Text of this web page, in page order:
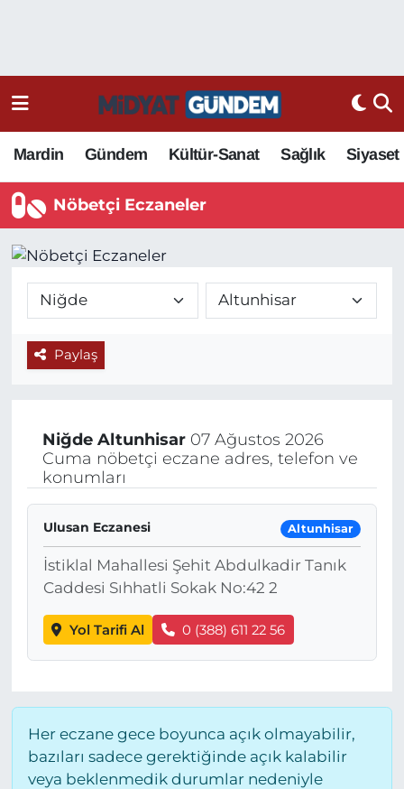
Mardin Gündem Kültür-Sanat Sağlık Siyaset
Nöbetçi Eczaneler
Paylaş
Niğde Altunhisar07 Ağustos 2026
Cuma nöbetçi eczane adres, telefon ve
konumları
Ulusan Eczanesi Altunhisar
İstiklal Mahallesi Şehit Abdulkadir Tanık
Caddesi Sıhhatli Sokak No:42 2
Yol Tarifi Al 0 (388) 611 22 56
Her eczane gece boyunca açık olmayabilir,
bazıları sadece gerektiğinde açık kalabilir
veya beklenmedik durumlar nedeniyle